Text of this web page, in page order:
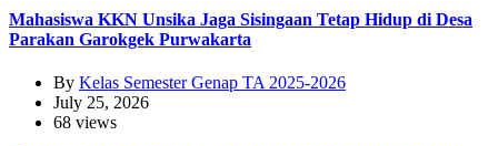
Mahasiswa KKN Unsika Jaga Sisingaan Tetap Hidup di Desa
Parakan Garokgek Purwakarta
By Kelas Semester Genap TA 2025-2026
July 25, 2026
68 views